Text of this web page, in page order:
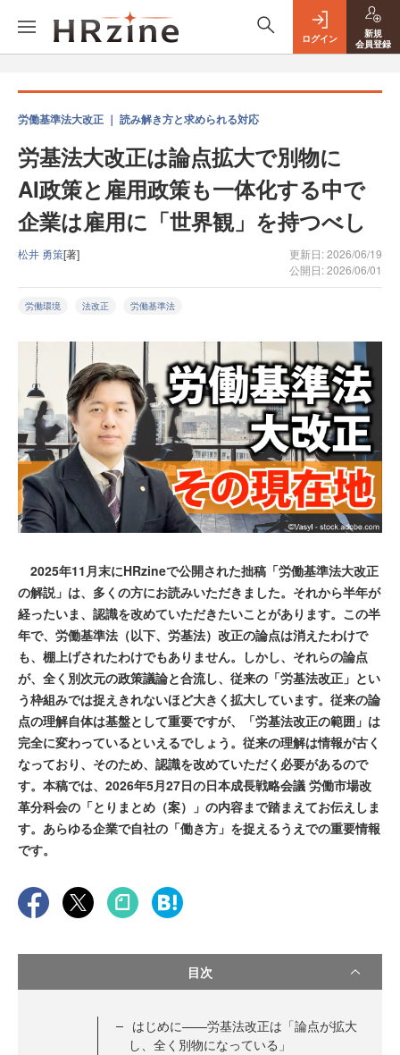
ログイン
新規
会員登録
労働基準法大改正 ｜ 読み解き方と求められる対応
労基法大改正は論点拡大で別物に
AI政策と雇用政策も一体化する中で
企業は雇用に「世界観」を持つべし
松井 勇策[著]
更新日: 2026/06/19
公開日: 2026/06/01
労働環境 法改正 労働基準法
2025年11月末にHRzineで公開された拙稿「労働基準法大改正
の解説」は、多くの方にお読みいただきました。それから半年が
経ったいま、認識を改めていただきたいことがあります。この半
年で、労働基準法（以下、労基法）改正の論点は消えたわけで
も、棚上げされたわけでもありません。しかし、それらの論点
が、全く別次元の政策議論と合流し、従来の「労基法改正」とい
う枠組みでは捉えきれないほど大きく拡大しています。従来の論
点の理解自体は基盤として重要ですが、「労基法改正の範囲」は
完全に変わっているといえるでしょう。従来の理解は情報が古く
なっており、そのため、認識を改めていただく必要があるので
す。本稿では、2026年5月27日の日本成長戦略会議 労働市場改
革分科会の「とりまとめ（案）」の内容まで踏まえてお伝えしま
す。あらゆる企業で自社の「働き方」を捉えるうえでの重要情報
です。
目次
はじめに——労基法改正は「論点が拡大
し、全く別物になっている」